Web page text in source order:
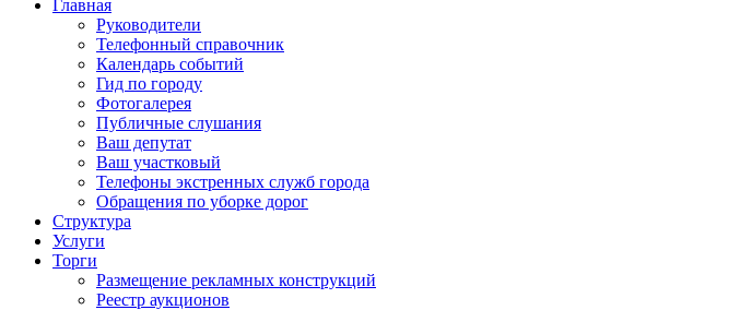
Главная
Руководители
Телефонный справочник
Календарь событий
Гид по городу
Фотогалерея
Публичные слушания
Ваш депутат
Ваш участковый
Телефоны экстренных служб города
Обращения по уборке дорог
Структура
Услуги
Торги
Размещение рекламных конструкций
Реестр аукционов